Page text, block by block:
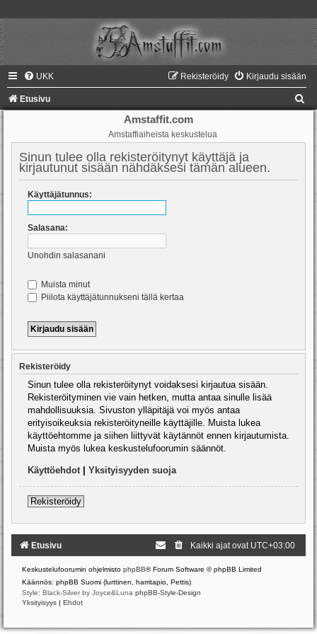
UKK Kirjaudu sisään
Rekisteröidy
Etusivu
Amstaffit.com
Amstaffiaiheista keskustelua
Sinun tulee olla rekisteröitynyt käyttäjä ja
kirjautunut sisään nähdäksesi tämän alueen.
Käyttäjätunnus:
Salasana:
Unohdin salasanani
Muista minut
Piilota käyttäjätunnukseni tällä kertaa
Rekisteröidy
Sinun tulee olla rekisteröitynyt voidaksesi kirjautua sisään.
Rekisteröityminen vie vain hetken, mutta antaa sinulle lisää
mahdollisuuksia. Sivuston ylläpitäjä voi myös antaa
erityisoikeuksia rekisteröityneille käyttäjille. Muista lukea
käyttöehtomme ja siihen liittyvät käytännöt ennen kirjautumista.
Muista myös lukea keskustelufoorumin säännöt.
Käyttöehdot Yksityisyyden suoja
Rekisteröidy
Etusivu Kaikki ajat ovat UTC+03:00
Keskustelufoorumin ohjelmisto phpBB® Forum Software © phpBB Limited
Käännös: phpBB Suomi (lurttinen, harritapio, Pettis)
Style: Black-Silver by Joyce&Luna phpBB-Style-Design
Yksityisyys | Ehdot